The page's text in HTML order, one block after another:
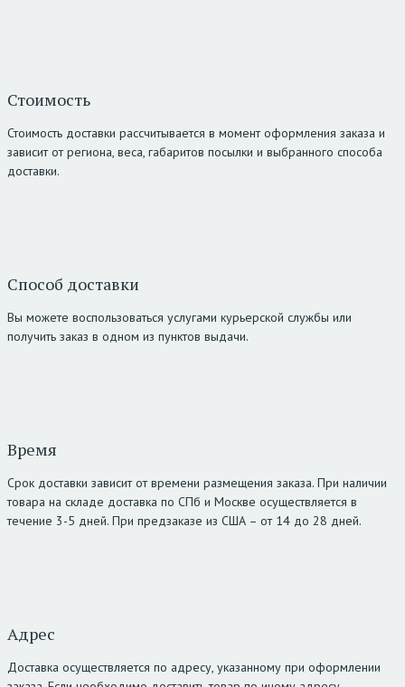
Стоимость
Стоимость доставки рассчитывается в момент оформления заказа и
зависит от региона, веса, габаритов посылки и выбранного способа
доставки.
Способ доставки
Вы можете воспользоваться услугами курьерской службы или
получить заказ в одном из пунктов выдачи.
Время
Срок доставки зависит от времени размещения заказа. При наличии
товара на складе доставка по СПб и Москве осуществляется в
течение 3-5 дней. При предзаказе из США – от 14 до 28 дней.
Адрес
Доставка осуществляется по адресу, указанному при оформлении